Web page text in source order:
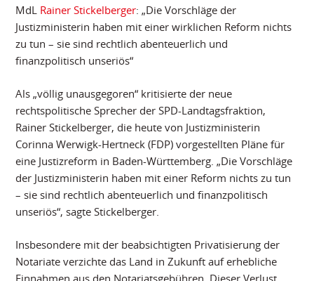
MdL Rainer Stickelberger: „Die Vorschläge der
Justizministerin haben mit einer wirklichen Reform nichts
zu tun – sie sind rechtlich abenteuerlich und
finanzpolitisch unseriös“
Als „völlig unausgegoren“ kritisierte der neue
rechtspolitische Sprecher der SPD-Landtagsfraktion,
Rainer Stickelberger, die heute von Justizministerin
Corinna Werwigk-Hertneck (FDP) vorgestellten Pläne für
eine Justizreform in Baden-Württemberg. „Die Vorschläge
der Justizministerin haben mit einer Reform nichts zu tun
– sie sind rechtlich abenteuerlich und finanzpolitisch
unseriös“, sagte Stickelberger.
Insbesondere mit der beabsichtigten Privatisierung der
Notariate verzichte das Land in Zukunft auf erhebliche
Einnahmen aus den Notariatsgebühren. Dieser Verlust